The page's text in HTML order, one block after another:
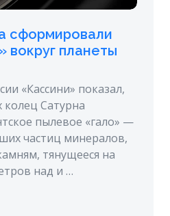
сформировали
вокруг планеты
«Кассини» показал,
колец Сатурна
пылевое «гало» —
частиц минералов,
тянущееся на
над и …